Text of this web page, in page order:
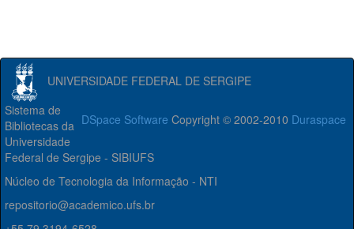
UNIVERSIDADE FEDERAL DE SERGIPE
DSpace Software Copyright © 2002-2010 Duraspace
Sistema de
Bibliotecas da
Universidade
Federal de Sergipe - SIBIUFS
Núcleo de Tecnologia da Informação - NTI
repositorio@academico.ufs.br